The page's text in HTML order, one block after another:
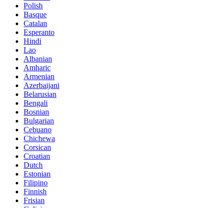
Polish
Basque
Catalan
Esperanto
Hindi
Lao
Albanian
Amharic
Armenian
Azerbaijani
Belarusian
Bengali
Bosnian
Bulgarian
Cebuano
Chichewa
Corsican
Croatian
Dutch
Estonian
Filipino
Finnish
Frisian